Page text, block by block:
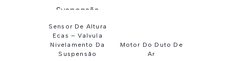
Sensor De Altura
Ecas – Valvula
Nivelamento Da
Suspensão
Motor Do Duto De
Ar